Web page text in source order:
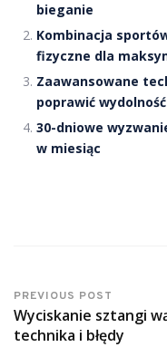
bieganie
Kombinacja
fizyczne dla
Zaawansowane
poprawić
30-dniowe
w miesiąc
PREVIOUS POST
Wyciskanie sztangi
technika i błędy